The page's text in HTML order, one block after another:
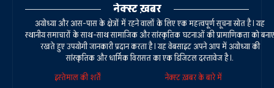
नेक्स्ट ख़बर
अयोध्या और आस-पास के क्षेत्रों में रहने वालों के लिए एक महत्वपूर्ण सूचना स्रोत है। यह
स्थानीय समाचारों के साथ-साथ सामाजिक और सांस्कृतिक घटनाओं की प्रामाणिकता को बनाए
रखते हुए उपयोगी जानकारी प्रदान करता है। यह वेबसाइट अपने आप में अयोध्या की
सांस्कृतिक और धार्मिक विरासत का एक डिजिटल दस्तावेज है।.
इस्तेमाल की शर्तें
नेक्स्ट ख़बर के बारे में